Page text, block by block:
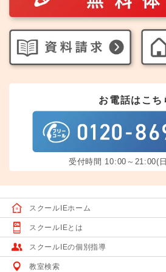
お電話はこち
受付時間 10:00～21:00(
スクールIEホーム
スクールIEとは
スクールIEの個別指導
教室検索